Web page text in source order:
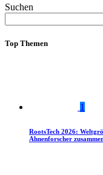
Suchen
Top Themen
1
RootsTech 2026:
Ahnenforscher